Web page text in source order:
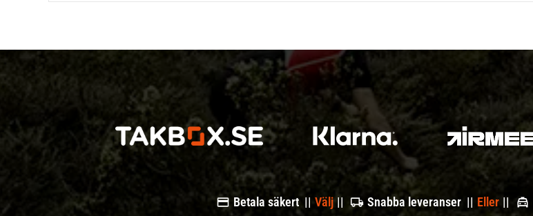
Betala säkert || Välj || Snabba leveranser || Eller ||